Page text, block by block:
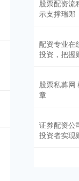
股票配资流
示支撑瑞郎
配资专业在
投资，把握
股票私募网
章
证券配资公
投资者实现